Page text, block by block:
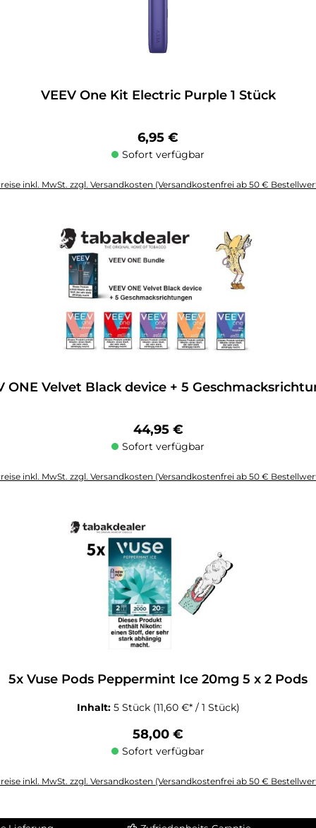
VEEV One Kit Electric Purple 1 Stück
Regulärer Preis:
6,95 €
Sofort verfügbar
inkl. MwSt. zzgl. Versandkosten (Versandkostenfrei ab 50 €
ONE Velvet Black device + 5
Regulärer Preis:
44,95 €
Sofort verfügbar
inkl. MwSt. zzgl. Versandkosten (Versandkostenfrei ab 50 €
5x Vuse Pods Peppermint Ice 20mg 5 x 2 Pods
Inhalt: 5 Stück (11,60 €* / 1 Stück)
Regulärer Preis:
58,00 €
Sofort verfügbar
inkl. MwSt. zzgl. Versandkosten (Versandkostenfrei ab 50 €